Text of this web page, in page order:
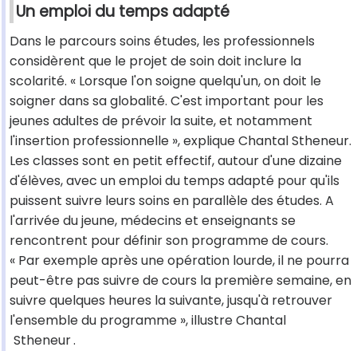
Un emploi du temps adapté
Dans le parcours soins études, les professionnels
considèrent que le projet de soin doit inclure la
scolarité. « Lorsque l'on soigne quelqu'un, on doit le
soigner dans sa globalité. C'est important pour les
jeunes adultes de prévoir la suite, et notamment
l'insertion professionnelle », explique Chantal Stheneur.
Les classes sont en petit effectif, autour d'une dizaine
d'élèves, avec un emploi du temps adapté pour qu'ils
puissent suivre leurs soins en parallèle des études. A
l'arrivée du jeune, médecins et enseignants se
rencontrent pour définir son programme de cours.
« Par exemple après une opération lourde, il ne pourra
peut-être pas suivre de cours la première semaine, en
suivre quelques heures la suivante, jusqu'à retrouver
l'ensemble du programme », illustre Chantal
Stheneur.